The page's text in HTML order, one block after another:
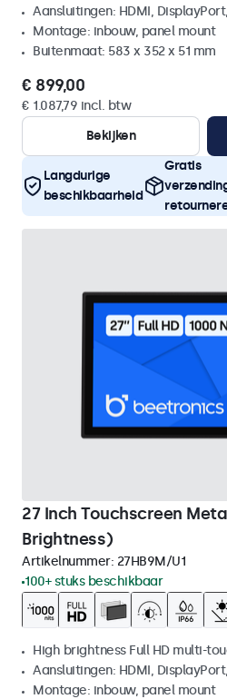
Aansluitingen: HDMI,
Montage: inbouw, panel mount
Buitenmaat: 583 x 352 x 51 mm
€ 899,00
€ 1.087,79 incl. btw
Bekijken
Langdurige
beschikbaarheid
Gratis
27 Inch Touchscreen
Brightness)
Artikelnummer: 27HB9M/U1
100+ stuks beschikbaar
High brightness Full HD multi-
Aansluitingen: HDMI,
Montage: inbouw, panel mount